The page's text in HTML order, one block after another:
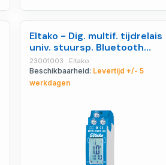
Eltako - Dig. multif. tijdrelais
univ. stuursp. Bluetooth
1wisselc.10 - 23001003
23001003 · Eltako
Beschikbaarheid: Levertijd +/- 5
werkdagen